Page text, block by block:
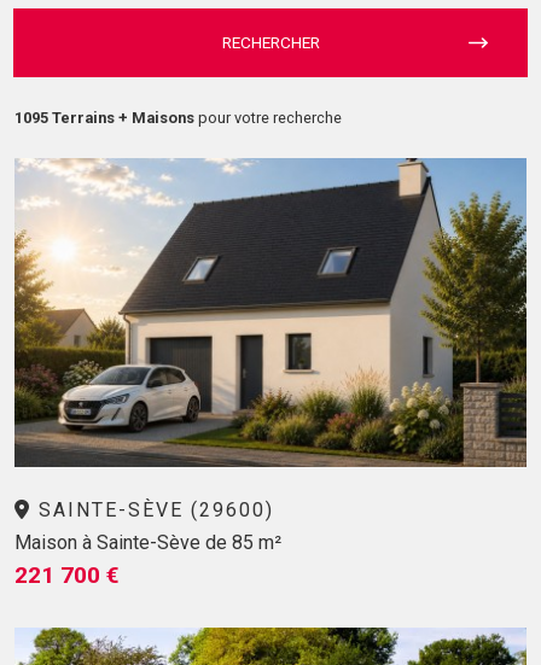
RECHERCHER
1095 Terrains + Maisons pour votre recherche
SAINTE-SÈVE (29600)
Maison à Sainte-Sève de 85 m²
221 700 €